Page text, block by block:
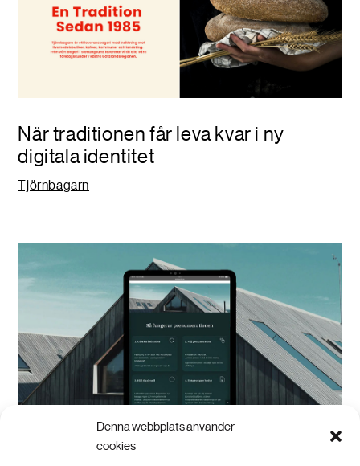
Denna webbplats använder
cookies
När traditionen får leva kvar i ny
digitala identitet
Tjörnbagarn